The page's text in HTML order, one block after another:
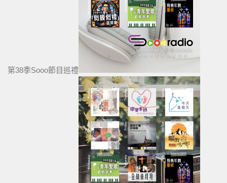
第38季Sooo節目巡禮